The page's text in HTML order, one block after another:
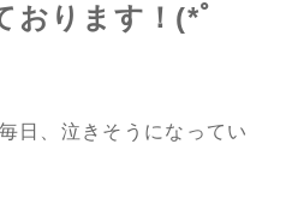
おります！(*ﾟ
日、泣きそうになってい